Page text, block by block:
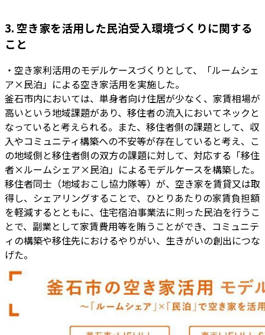
3. 空き家を活用した民泊受入環境づくりに関する
こと
・空き家利活用のモデルケースづくりとして、「ルームシェ
ア×民泊」による空き家活用を実施した。
釜石市内においては、単身者向け住居が少なく、家賃相場が
高いという地域課題があり、移住者の流入においてネックと
なっていると考えられる。また、移住者側の課題として、収
入やコミュニティ構築への不安等が存在していると考え、こ
の地域側と移住者側の双方の課題に対して、対応する「移住
者×ルームシェア×民泊」によるモデルケースを構築した。
移住者同士（地域おこし協力隊等）が、空き家を賃貸又は取
得し、シェアリングすることで、ひとりあたりの家賃負担額
を軽減するとともに、住宅宿泊事業法に則った民泊を行うこ
とで、副業として家賃費用等を賄うことができ、コミュニテ
ィの構築や移住先におけるやりがい、生きがいの創出につな
げた。